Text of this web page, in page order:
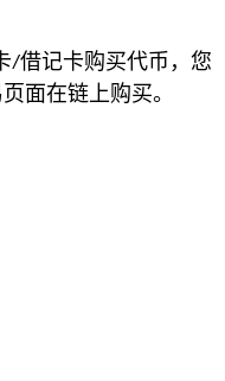
/借记卡购买代币，您
面在链上购买。